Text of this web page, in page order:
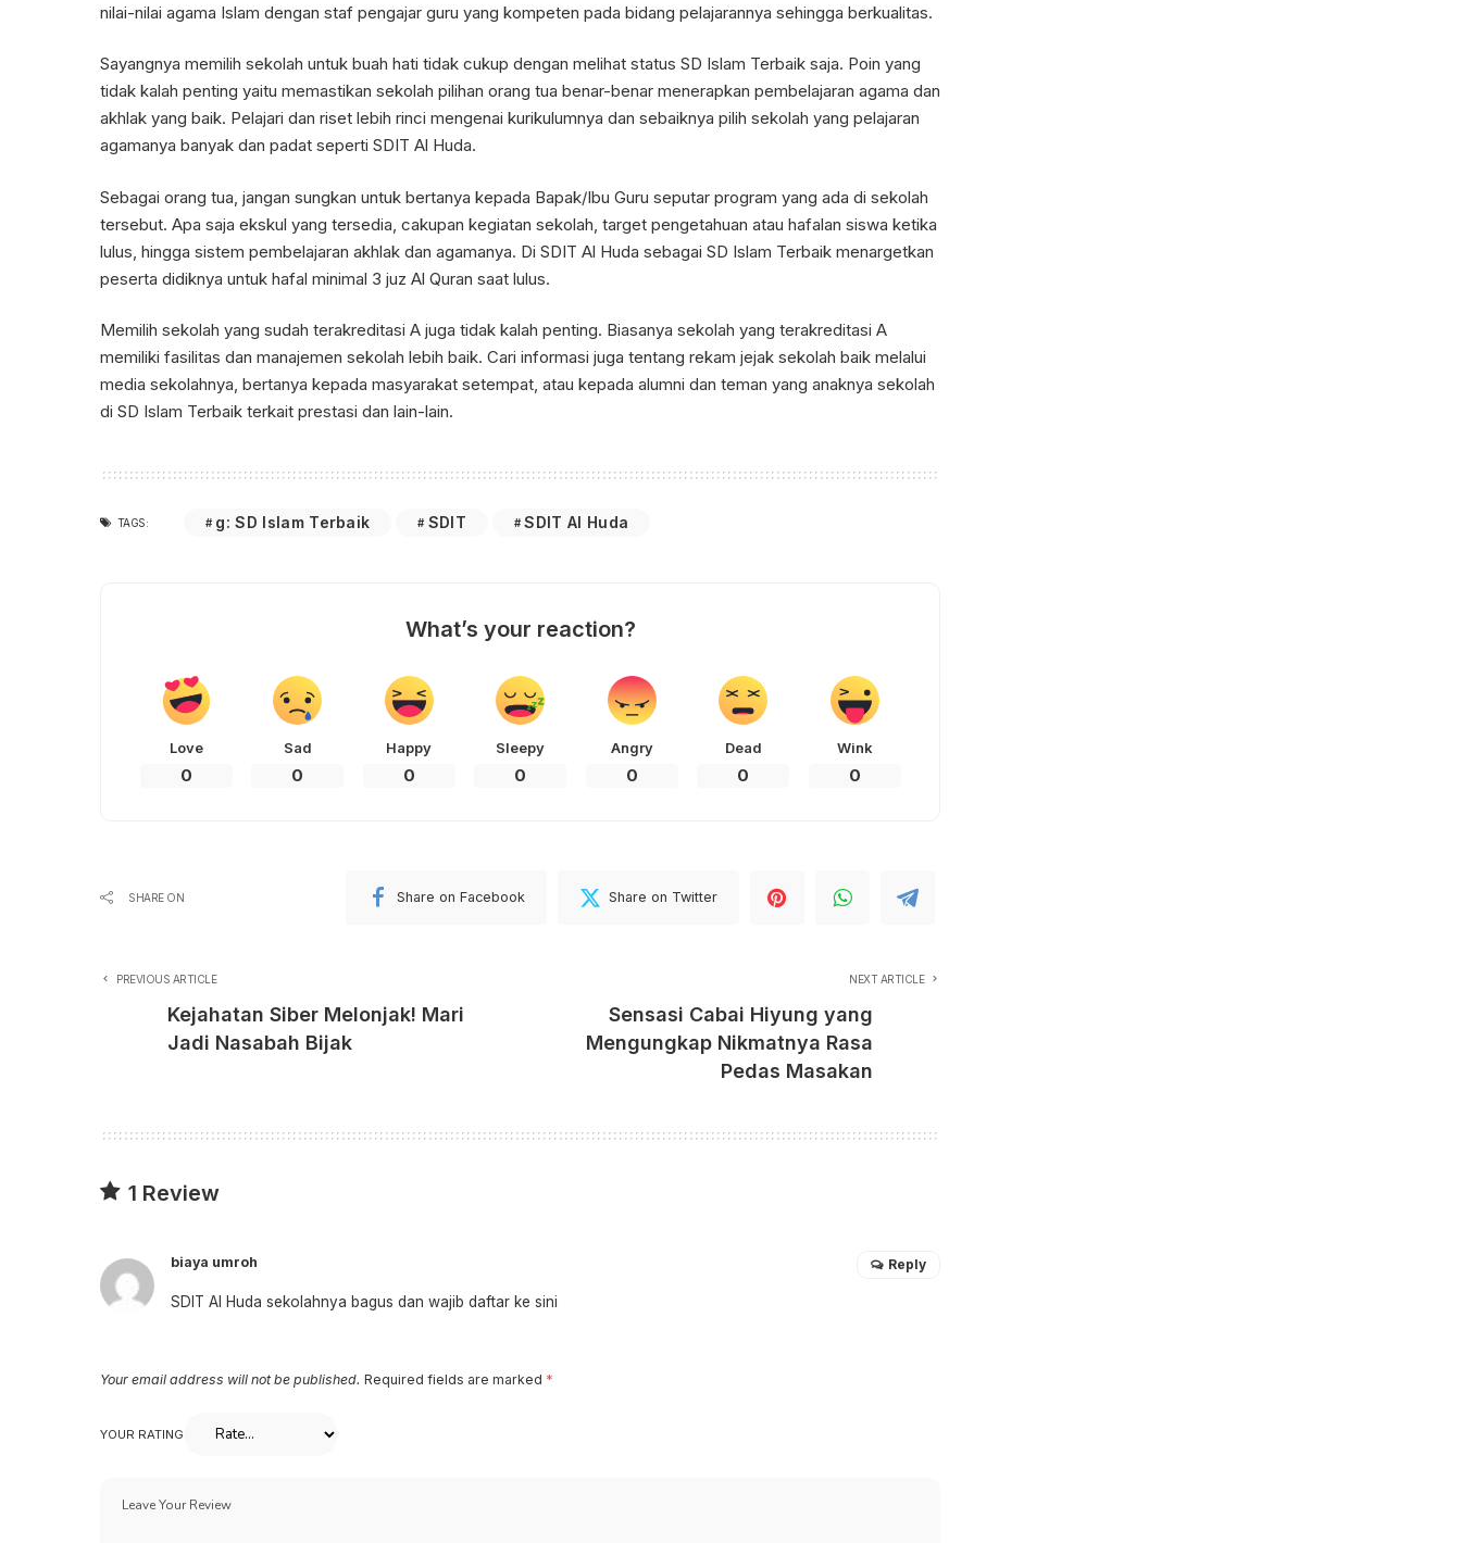
nilai-nilai agama Islam dengan staf pengajar guru yang kompeten pada bidang pelajarannya sehingga berkualitas.
Sayangnya memilih sekolah untuk buah hati tidak cukup dengan melihat status SD Islam Terbaik saja. Poin yang
tidak kalah penting yaitu memastikan sekolah pilihan orang tua benar-benar menerapkan pembelajaran agama dan
akhlak yang baik. Pelajari dan riset lebih rinci mengenai kurikulumnya dan sebaiknya pilih sekolah yang pelajaran
agamanya banyak dan padat seperti SDIT Al Huda.
Sebagai orang tua, jangan sungkan untuk bertanya kepada Bapak/Ibu Guru seputar program yang ada di sekolah
tersebut. Apa saja ekskul yang tersedia, cakupan kegiatan sekolah, target pengetahuan atau hafalan siswa ketika
lulus, hingga sistem pembelajaran akhlak dan agamanya. Di SDIT Al Huda sebagai SD Islam Terbaik menargetkan
peserta didiknya untuk hafal minimal 3 juz Al Quran saat lulus.
Memilih sekolah yang sudah terakreditasi A juga tidak kalah penting. Biasanya sekolah yang terakreditasi A
memiliki fasilitas dan manajemen sekolah lebih baik. Cari informasi juga tentang rekam jejak sekolah baik melalui
media sekolahnya, bertanya kepada masyarakat setempat, atau kepada alumni dan teman yang anaknya sekolah
di SD Islam Terbaik terkait prestasi dan lain-lain.
TAGS: g: SD Islam Terbaik SDIT SDIT Al Huda
What’s your reaction?
Love
0
Sad
0
Happy
0
Sleepy
0
Angry
0
Dead
0
Wink
0
SHARE ON Share on Facebook Share on Twitter
PREVIOUS ARTICLE
Kejahatan Siber Melonjak! Mari
Jadi Nasabah Bijak
NEXT ARTICLE
Sensasi Cabai Hiyung yang
Mengungkap Nikmatnya Rasa
Pedas Masakan
1 Review
biaya umroh
SDIT Al Huda sekolahnya bagus dan wajib daftar ke sini
Reply
Your email address will not be published. Required fields are marked *
YOUR RATING